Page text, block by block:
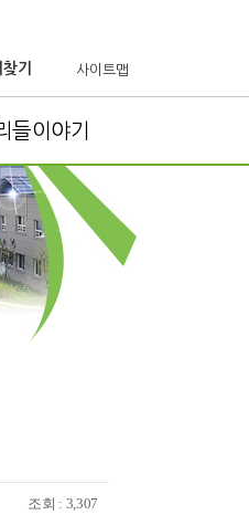
기 사이트맵
들이야기
조회 : 3,307